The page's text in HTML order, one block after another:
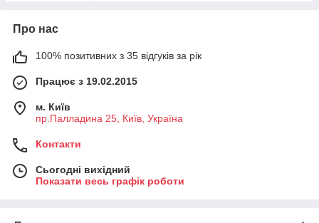
Про нас
100% позитивних з 35 відгуків за рік
Працює з 19.02.2015
м. Київ
пр.Палладина 25, Київ, Україна
Контакти
Сьогодні вихідний
Показати весь графік роботи